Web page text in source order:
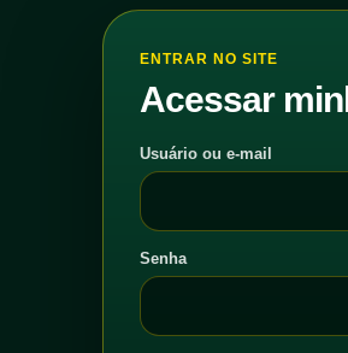
ENTRAR NO SITE
Acessar
Usuário ou e-mail
Senha